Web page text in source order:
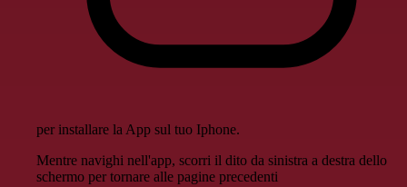
per installare la App sul tuo Iphone.
Mentre navighi nell'app, scorri il dito da sinistra a destra dello
schermo per tornare alle pagine precedenti